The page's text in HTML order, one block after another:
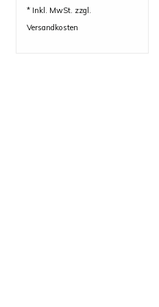
* Inkl. MwSt. zzgl.
Versandkosten